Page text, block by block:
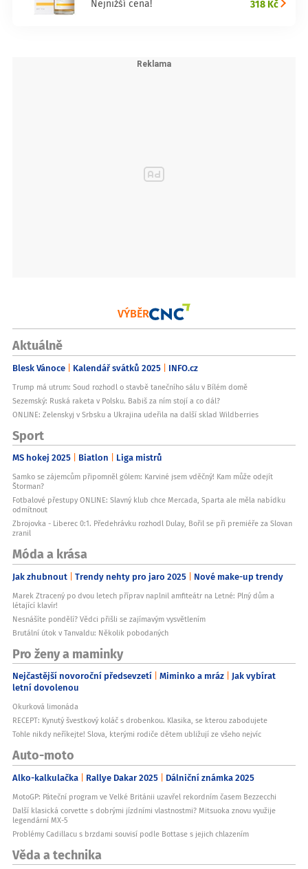
Nejnižší cena! 318 Kč
VÝBĚR
Aktuálně
Blesk Vánoce Kalendář svátků 2025 INFO.cz
Trump má utrum: Soud rozhodl o stavbě tanečního sálu v Bílém domě
Sezemský: Ruská raketa v Polsku. Babiš za ním stojí a co dál?
ONLINE: Zelenskyj v Srbsku a Ukrajina udeřila na další sklad Wildberries
Sport
MS hokej 2025 Biatlon Liga mistrů
Samko se zájemcům připomněl gólem: Karviné jsem vděčný! Kam může odejít
Štorman?
Fotbalové přestupy ONLINE: Slavný klub chce Mercada, Sparta ale měla nabídku
odmítnout
Zbrojovka - Liberec 0:1. Předehrávku rozhodl Dulay, Bořil se při premiéře za Slovan
zranil
Móda a krása
Jak zhubnout Trendy nehty pro jaro 2025 Nové make-up trendy
Marek Ztracený po dvou letech příprav naplnil amfiteátr na Letné: Plný dům a
létající klavír!
Nesnášíte pondělí? Vědci přišli se zajímavým vysvětlením
Brutální útok v Tanvaldu: Několik pobodaných
Pro ženy a maminky
Nejčastější novoroční předsevzetí Miminko a mráz Jak vybírat
letní dovolenou
Okurková limonáda
RECEPT: Kynutý švestkový koláč s drobenkou. Klasika, se kterou zabodujete
Tohle nikdy neříkejte! Slova, kterými rodiče dětem ubližují ze všeho nejvíc
Auto-moto
Alko-kalkulačka Rallye Dakar 2025 Dálniční známka 2025
MotoGP: Páteční program ve Velké Británii uzavřel rekordním časem Bezzecchi
Další klasická corvette s dobrými jízdními vlastnostmi? Mitsuoka znovu využije
legendární MX-5
Problémy Cadillacu s brzdami souvisí podle Bottase s jejich chlazením
Věda a technika